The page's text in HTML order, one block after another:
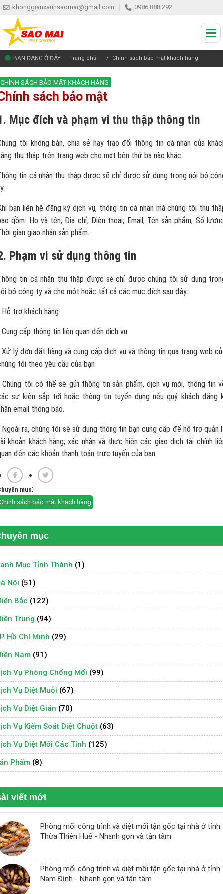
khonggianxanhsaomai@gmail.com 0986.888.292
BẠN ĐANG Ở ĐÂY Trang chủ Chính sách bảo mật khách hàng
mục
Mục Tỉnh Thành (1)
Nội (51)
Bắc (122)
Trung (94)
Hồ Chí Minh (29)
Nam (91)
Vụ Phòng Chống Mối (99)
Vụ Diệt Muỗi (67)
Vụ Diệt Gián (70)
Vụ Kiểm Soát Diệt Chuột (63)
Vụ Diệt Mối Các Tỉnh (125)
Phẩm (8)
viết mới
Phòng mối công trình và diệt mối tận gốc tại nhà ở tỉnh
Thừa Thiên Huế - Nhanh gọn và tận tâm
Phòng mối công trình và diệt mối tận gốc tại nhà ở tỉnh
Nam Định - Nhanh gọn và tận tâm
CHÍNH SÁCH BẢO MẬT KHÁCH HÀNG
sách bảo mật
Mục đích và phạm vi thu thập thông tin
tôi không bán, chia sẻ hay trao đổi thông tin cá nhân của
thu thập trên trang web cho một bên thứ ba nào khác.
tin cá nhân thu thập được sẽ chỉ được sử dụng trong nội bộ
bạn liên hệ đăng ký dịch vụ, thông tin cá nhân mà chúng tôi thu
gồm: Họ và tên; Địa chỉ; Điện thoại; Email; Tên sản phẩm; Số
gian giao nhận sản phẩm.
Phạm vi sử dụng thông tin
tin cá nhân thu thập được sẽ chỉ được chúng tôi sử dụng
bộ công ty và cho một hoặc tất cả các mục đích sau đây:
Hỗ trợ khách hàng
Cung cấp thông tin liên quan đến dịch vụ
Xử lý đơn đặt hàng và cung cấp dịch vụ và thông tin qua trang web
tôi theo yêu cầu của bạn
Chúng tôi có thể sẽ gửi thông tin sản phẩm, dịch vụ mới, thông tin
sự kiện sắp tới hoặc thông tin tuyển dụng nếu quý khách đăng
email thông báo.
Ngoài ra, chúng tôi sẽ sử dụng thông tin bạn cung cấp để hỗ trợ quản
khoản khách hàng; xác nhận và thực hiện các giao dịch tài chính
đến các khoản thanh toán trực tuyến của bạn.
mục:
Chính sách bảo mật khách hàng